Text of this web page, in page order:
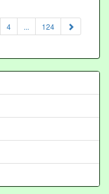
4 ... 124